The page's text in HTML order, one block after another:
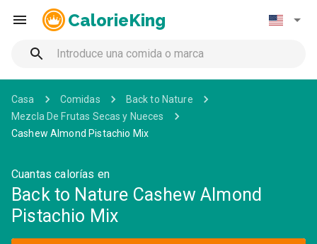
CalorieKing
Casa Comidas
Back to Nature
Mezcla De Frutas Secas y Nueces
Cashew Almond Pistachio Mix
Cuantas calorías en
Back to Nature Cashew Almond
Pistachio Mix